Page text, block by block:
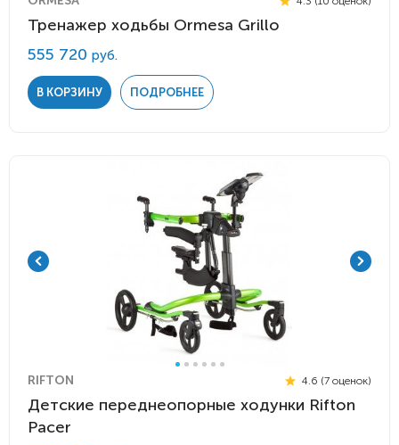
Тренажер ходьбы Ormesa Grillo
555 720 руб.
В КОРЗИНУ ПОДРОБНЕЕ
RIFTON 4.6 (7 оценок)
Детские переднеопорные ходунки Rifton
Pacer